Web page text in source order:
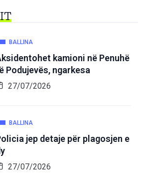
BALLINA
kamioni në Penuhë
Podujevës, ngarkesa
27/07/2026
BALLINA
jep detaje për plagosjen e
27/07/2026